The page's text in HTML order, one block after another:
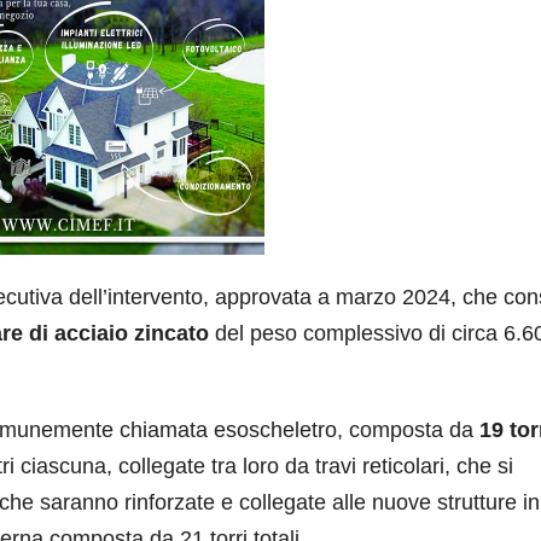
dell’intervento, approvata a marzo 2024, che
di acciaio zincato del peso complessivo di circa
chiamata esoscheletro, composta da 19
ciascuna, collegate tra loro da travi reticolari, che si
saranno rinforzate e collegate alle nuove strutture in